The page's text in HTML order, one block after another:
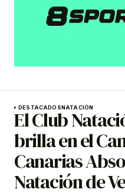
DESTACADOSNATACIÓN
El Club
brilla en el
Canarias
Natación de